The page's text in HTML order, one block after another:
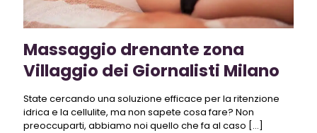
Massaggio drenante zona
Villaggio dei Giornalisti Milano
State cercando una soluzione efficace per la ritenzione
idrica e la cellulite, ma non sapete cosa fare? Non
preoccuparti, abbiamo noi quello che fa al caso […]